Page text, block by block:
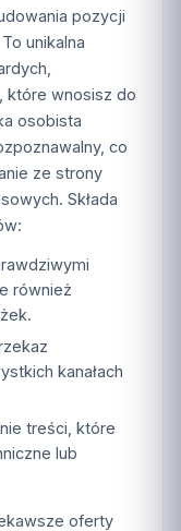
pozycji
unikalna
które wnosisz do
osobista
co
ze strony
Składa
również
kanałach
treści, które
lub
oferty